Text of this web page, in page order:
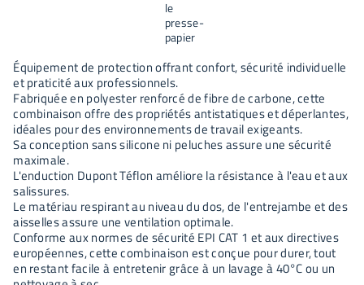
Équipement de protection offrant confort, sécurité individuelle
et praticité aux professionnels.
Fabriquée en polyester renforcé de fibre de carbone, cette
combinaison offre des propriétés antistatiques et déperlantes,
idéales pour des environnements de travail exigeants.
Sa conception sans silicone ni peluches assure une sécurité
maximale.
L'enduction Dupont Téflon améliore la résistance à l'eau et aux
salissures.
Le matériau respirant au niveau du dos, de l'entrejambe et des
aisselles assure une ventilation optimale.
Conforme aux normes de sécurité EPI CAT 1 et aux directives
européennes, cette combinaison est conçue pour durer, tout
en restant facile à entretenir grâce à un lavage à 40°C ou un